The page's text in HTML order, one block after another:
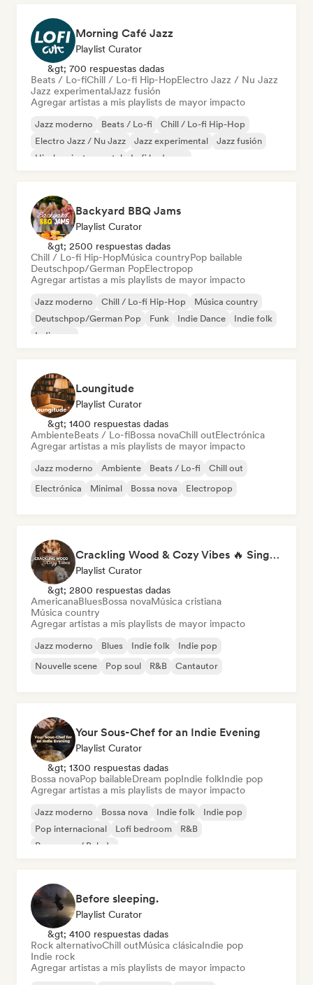
Morning Café Jazz
Playlist Curator
&gt; 700 respuestas dadas
Beats / Lo-fiChill / Lo-fi Hip-HopElectro Jazz / Nu Jazz
Jazz experimentalJazz fusión
Agregar artistas a mis playlists de mayor impacto
Jazz moderno Beats / Lo-fi
Chill / Lo-fi Hip-Hop
Electro Jazz / Nu Jazz
Jazz experimental
Jazz fusión
Hip-hop instrumental
Lofi bedroom
Backyard BBQ Jams
Playlist Curator
&gt; 2500 respuestas dadas
Chill / Lo-fi Hip-HopMúsica countryPop bailable
Deutschpop/German PopElectropop
Agregar artistas a mis playlists de mayor impacto
Jazz moderno Chill / Lo-fi Hip-Hop
Música country
Deutschpop/German Pop
Funk Indie Dance
Indie folk
Indie pop
Loungitude
Playlist Curator
&gt; 1400 respuestas dadas
AmbienteBeats / Lo-fiBossa novaChill outElectrónica
Agregar artistas a mis playlists de mayor impacto
Jazz moderno Ambiente Beats / Lo-fi
Chill out
Electrónica
Minimal Bossa nova Electropop
Crackling Wood & Cozy Vibes 🔥 Singer-Songwriter, Dream Pop & Bedroom Pop
Playlist Curator
&gt; 2800 respuestas dadas
AmericanaBluesBossa novaMúsica cristiana
Música country
Agregar artistas a mis playlists de mayor impacto
Jazz moderno Blues Indie folk
Indie pop
Nouvelle scene
Pop soul R&B Cantautor
Your Sous-Chef for an Indie Evening
Playlist Curator
&gt; 1300 respuestas dadas
Bossa novaPop bailableDream popIndie folkIndie pop
Agregar artistas a mis playlists de mayor impacto
Jazz moderno Bossa nova Indie folk
Indie pop
Pop internacional
Lofi bedroom
R&B
Pop suave / Balada
Before sleeping.
Playlist Curator
&gt; 4100 respuestas dadas
Rock alternativoChill outMúsica clásicaIndie pop
Indie rock
Agregar artistas a mis playlists de mayor impacto